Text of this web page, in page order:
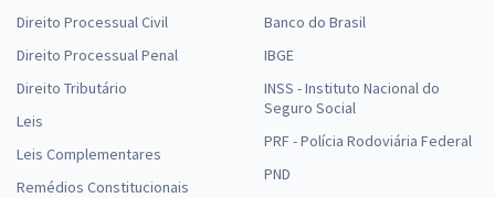
Direito Processual Civil
Direito Processual Penal
Direito Tributário
Leis
Leis Complementares
Remédios Constitucionais
Banco do Brasil
IBGE
INSS - Instituto Nacional do
Seguro Social
PRF - Polícia Rodoviária Federal
PND